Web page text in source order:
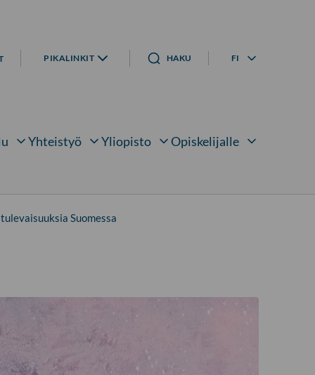
PIKALINKIT HAKU FI
Kielivalikko
kohteelle
Avaa alavalikko kohteelle
Yhteistyö
Avaa alavalikko kohteelle
Yliopisto
Avaa alavalikko
Opiskelijalle
Suomessa